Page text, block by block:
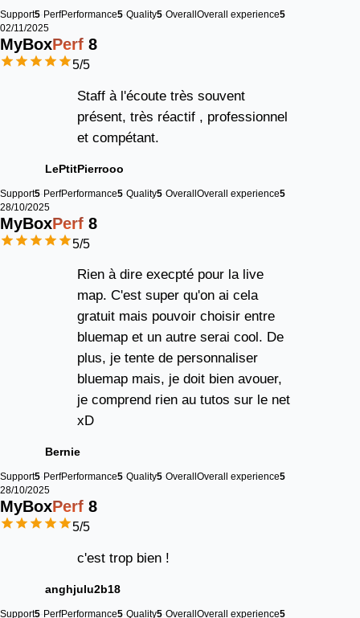
Support5 PerfPerformance5 Quality5 Overall Overall experience5
02/11/2025
MyBoxPerf 8
5/5
Staff à l'écoute très souvent
présent, très réactif , professionnel
et compétant.
LePtitPierrooo
Support5 PerfPerformance5 Quality5 OverallOverall experience5
28/10/2025
MyBoxPerf 8
5/5
Rien à dire execpté pour la live
map. C'est super qu'on ai cela
gratuit mais pouvoir choisir entre
bluemap et un autre serai cool. De
plus, je tente de personnaliser
bluemap mais, je doit bien avouer,
je comprend rien au tutos sur le net
xD
Bernie
Support5 PerfPerformance5 Quality5 Overall Overall experience5
28/10/2025
MyBoxPerf 8
5/5
c'est trop bien !
anghjulu2b18
Support5 PerfPerformance5 Quality5 OverallOverall experience5